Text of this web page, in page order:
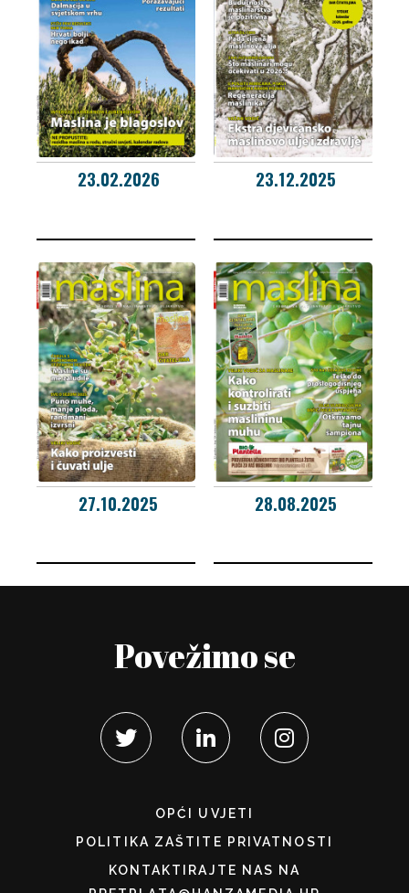
23.02.2026 23.12.2025
27.10.2025 28.08.2025
Povežimo se
OPĆI UVJETI
POLITIKA ZAŠTITE PRIVATNOSTI
KONTAKTIRAJTE NAS NA